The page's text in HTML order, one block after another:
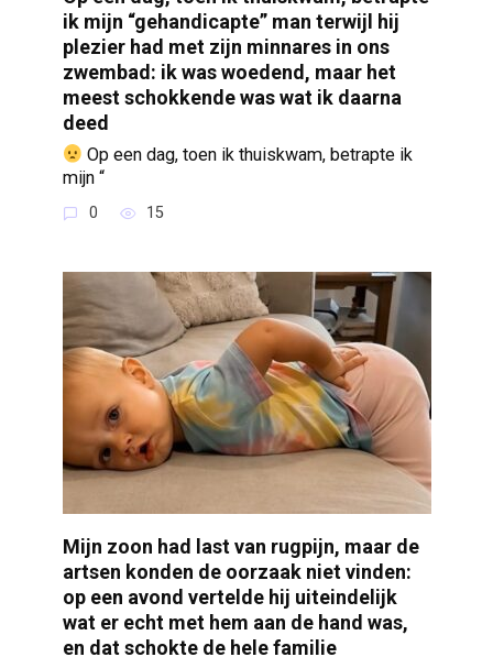
ik mijn “gehandicapte” man terwijl hij
plezier had met zijn minnares in ons
zwembad: ik was woedend, maar het
meest schokkende was wat ik daarna
deed
Op een dag, toen ik thuiskwam, betrapte ik
mijn “
0 15
Mijn zoon had last van rugpijn, maar de
artsen konden de oorzaak niet vinden:
op een avond vertelde hij uiteindelijk
wat er echt met hem aan de hand was,
en dat schokte de hele familie